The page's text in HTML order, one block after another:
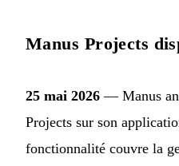
Manus Projects
25 mai 2026 — Manus
Projects sur son
fonctionnalité couvre la